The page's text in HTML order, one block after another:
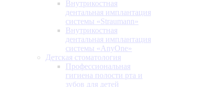
Внутрикостная
дентальная имплантация
системы «Straumann»
Внутрикостная
дентальная имплантация
системы «AnyOne»
Детская стоматология
Профессиональная
гигиена полости рта и
зубов для детей